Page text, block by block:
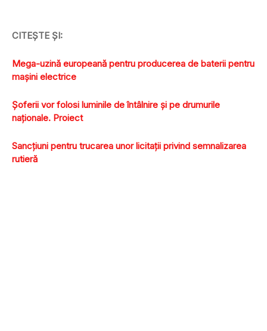
CITEŞTE ŞI:
Mega-uzină europeană pentru producerea de baterii pentru
maşini electrice
Şoferii vor folosi luminile de întâlnire şi pe drumurile
naţionale. Proiect
Sancţiuni pentru trucarea unor licitaţii privind semnalizarea
rutieră